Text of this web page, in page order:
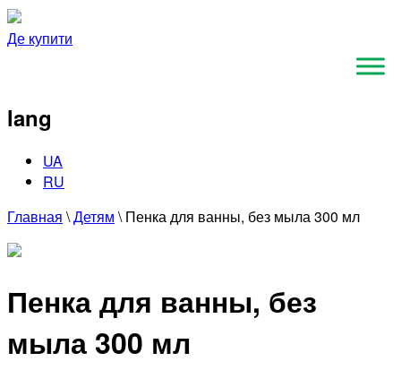
Де купити
lang
UA
RU
Главная \Детям \Пенка для ванны, без мыла 300 мл
Пенка для ванны, без
мыла 300 мл